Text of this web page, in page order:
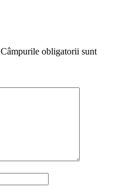
Câmpurile obligatorii sunt